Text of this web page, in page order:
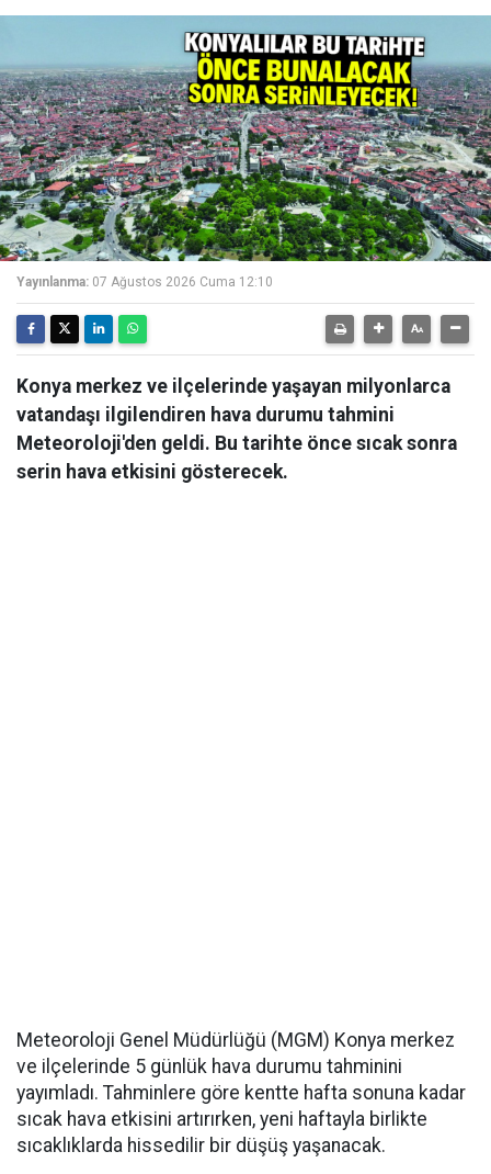
Yayınlanma: 07 Ağustos 2026 Cuma 12:10
Konya merkez ve ilçelerinde yaşayan milyonlarca
vatandaşı ilgilendiren hava durumu tahmini
Meteoroloji'den geldi. Bu tarihte önce sıcak sonra
serin hava etkisini gösterecek.
Meteoroloji Genel Müdürlüğü (MGM) Konya merkez
ve ilçelerinde 5 günlük hava durumu tahminini
yayımladı. Tahminlere göre kentte hafta sonuna kadar
sıcak hava etkisini artırırken, yeni haftayla birlikte
sıcaklıklarda hissedilir bir düşüş yaşanacak.